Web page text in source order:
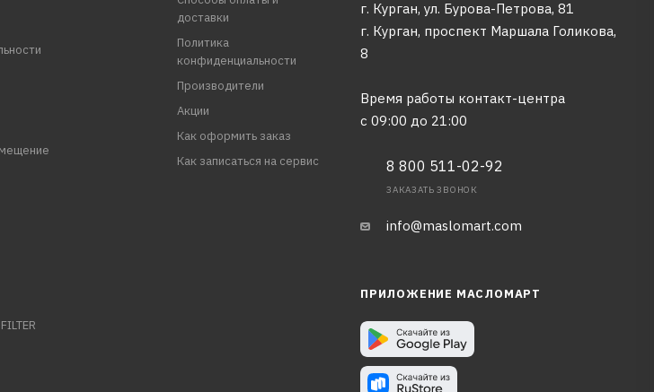
доставки
Политика
конфиденциальности
Производители
Акции
Как оформить заказ
Как записаться на сервис
г. Курган, ул. Бурова-Петрова, 81
г. Курган, проспект Маршала Голикова,
8
Время работы контакт-центра
с 09:00 до 21:00
8 800 511-02-92
ЗАКАЗАТЬ ЗВОНОК
info@maslomart.com
ПРИЛОЖЕНИЕ МАСЛОМАРТ